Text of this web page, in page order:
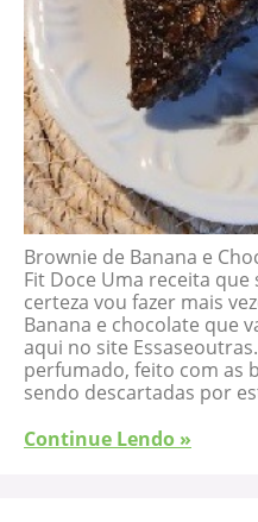
Brownie de Banana e
Fit Doce Uma receita
certeza vou fazer mais
Banana e chocolate que
aqui no site
perfumado, feito com as
sendo descartadas por
Continue Lendo »